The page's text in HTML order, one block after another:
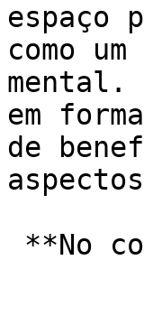
espaço
como
mental.
em
de